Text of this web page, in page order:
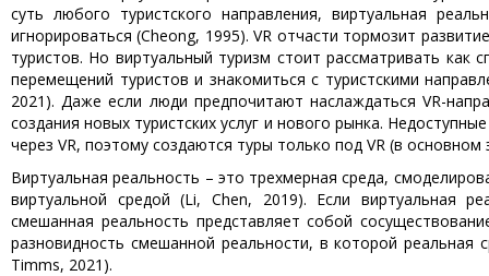
суть любого туристского направления, виртуальная
игнорироваться (Cheong, 1995). VR отчасти тормозит
туристов. Но виртуальный туризм стоит рассматривать
перемещений туристов и знакомиться с туристскими
2021). Даже если люди предпочитают наслаждаться VR-
создания новых туристских услуг и нового рынка.
через VR, поэтому создаются туры только под VR (в
Виртуальная реальность – это трехмерная среда,
виртуальной средой (Li, Chen, 2019). Если виртуальная
смешанная реальность представляет собой
разновидность смешанной реальности, в которой реальная
Timms, 2021).